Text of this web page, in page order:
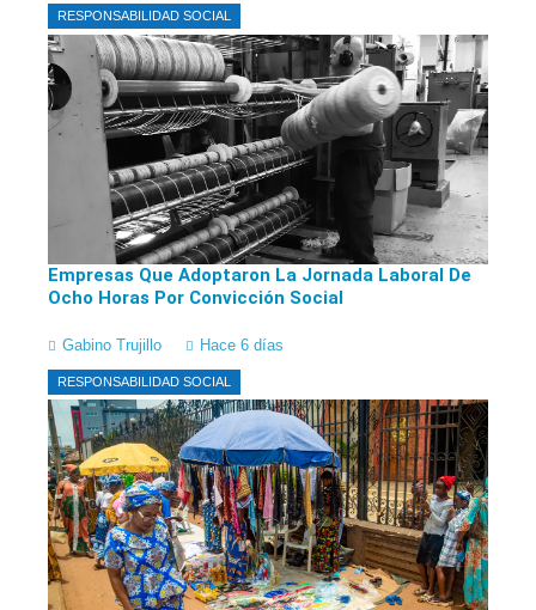
RESPONSABILIDAD SOCIAL
Empresas Que Adoptaron La Jornada Laboral De
Ocho Horas Por Convicción Social
Gabino Trujillo Hace 6 días
RESPONSABILIDAD SOCIAL